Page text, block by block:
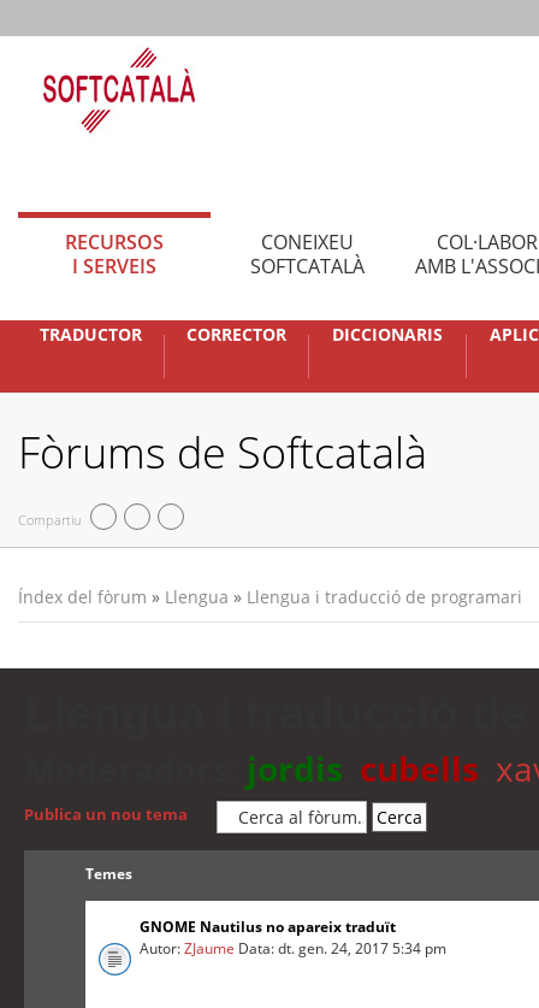
RECURSOS
I SERVEIS
CONEIXEU
SOFTCATALÀ
AMB
TRADUCTOR CORRECTOR DICCIONARIS
Fòrums de Softcatalà
Compartiu
Índex del fòrum » Llengua » Llengua i traducció de programari
jordis cubells
Publica un nou tema
Temes
GNOME Nautilus no apareix traduït
Autor:ZJaume Data: dt. gen. 24, 2017 5:34 pm